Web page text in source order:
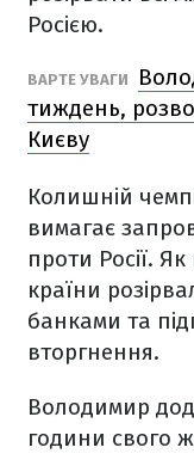
Росією.
ВАРТЕ УВАГИ
тиждень,
Києву
Колишній
вимагає
проти Росії.
країни
банками та
вторгнення.
Володимир
години свого